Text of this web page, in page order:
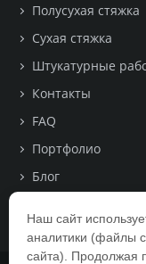
Полусухая стяжка
Сухая стяжка
Штукатурные
Контакты
FAQ
Портфолио
Блог
Наш сайт
аналитики (файлы
сайта). Продолжая